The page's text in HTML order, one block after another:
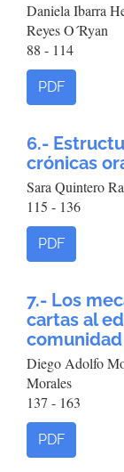
Daniela Ibarra
Reyes O´Ryan
88 - 114
PDF
6.-
crónicas
Sara Quintero
115 - 136
PDF
7.- Los
cartas al
Diego Adolfo
Morales
137 - 163
PDF